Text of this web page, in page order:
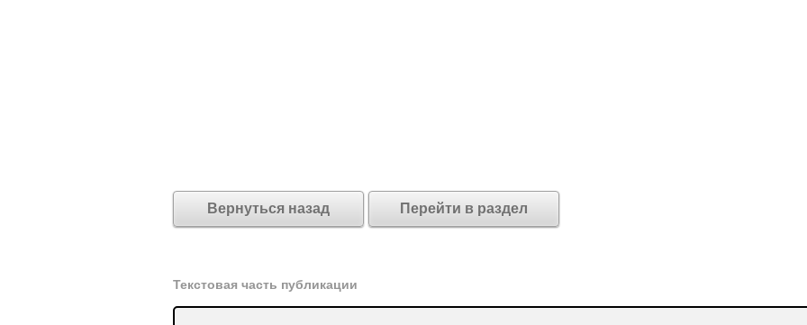
Вернуться назад Перейти в раздел
Текстовая часть публикации